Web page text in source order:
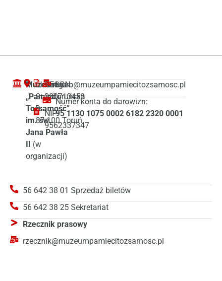
Muzeum
„Pamięć i
Tożsamość”
im. św.
Jana Pawła
II (w
organizacji)
ul. Droga
Starotoruńska
3
87-100 Toruń
REGON:
380713458
NIP:
9562337347
biuro@muzeumpamiecitozsamosc.pl
Numer konta do darowizn:
95 1130 1075 0002 6182 2320 0001
56 642 38 01 Sprzedaż biletów
56 642 38 25 Sekretariat
Rzecznik prasowy
rzecznik@muzeumpamiecitozsamosc.pl